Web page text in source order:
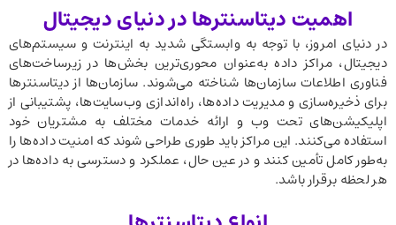
اهمیت دیتاسنترها در دنیای دیجیتال
در دنیای امروز، با توجه به وابستگی شدید به اینترنت و سیستم‌های
دیجیتال، مراکز داده به‌عنوان محوری‌ترین بخش‌ها در زیرساخت‌های
فناوری اطلاعات سازمان‌ها شناخته می‌شوند. سازمان‌ها از دیتاسنترها
برای ذخیره‌سازی و مدیریت داده‌ها، راه‌اندازی وب‌سایت‌ها، پشتیبانی از
اپلیکیشن‌های تحت وب و ارائه خدمات مختلف به مشتریان خود
استفاده می‌کنند. این مراکز باید طوری طراحی شوند که امنیت داده‌ها را
به‌طور کامل تأمین کنند و در عین حال، عملکرد و دسترسی به داده‌ها در
هر لحظه برقرار باشد.